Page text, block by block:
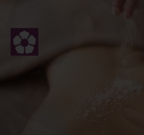
Accéder au contenu